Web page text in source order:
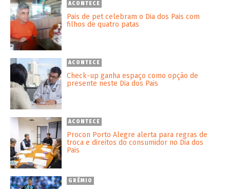
ACONTECE
Pais de pet celebram o Dia dos Pais com
filhos de quatro patas
ACONTECE
Check-up ganha espaço como opção de
presente neste Dia dos Pais
ACONTECE
Procon Porto Alegre alerta para regras de
troca e direitos do consumidor no Dia dos
Pais
GRÊMIO